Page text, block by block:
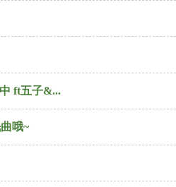
ft五子&...
哦~